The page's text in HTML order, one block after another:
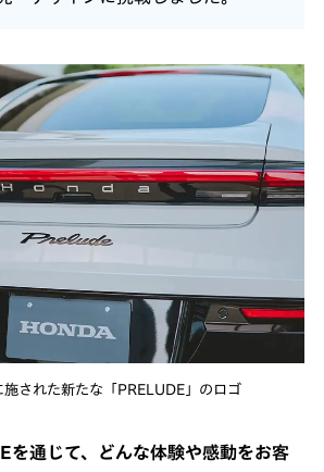
施された新たな「PRELUDE」のロゴ
を通じて、どんな体験や感動をお客